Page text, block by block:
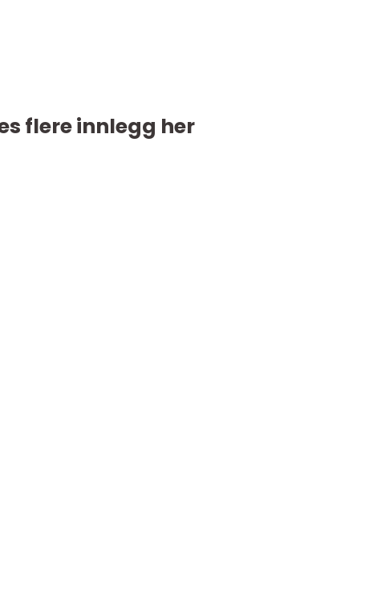
flere innlegg her